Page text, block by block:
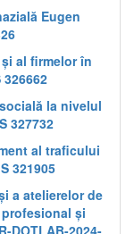
Eugen
al firmelor în
la nivelul
327732
al traficului
321905
a atelierelor de
și